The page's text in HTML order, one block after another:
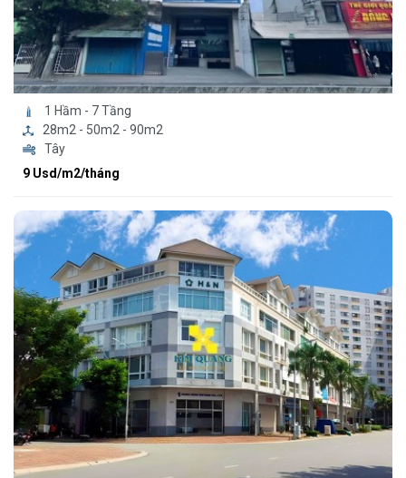
1 Hầm - 7 Tầng
28m2 - 50m2 - 90m2
Tây
9 Usd/m2/tháng